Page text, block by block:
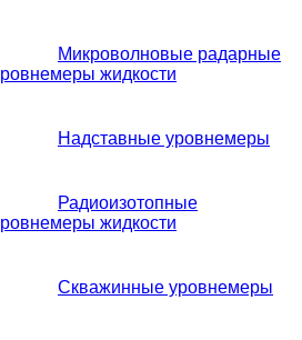
Микроволновые радарные
жидкости
Надставные уровнемеры
Радиоизотопные
жидкости
Скважинные уровнемеры